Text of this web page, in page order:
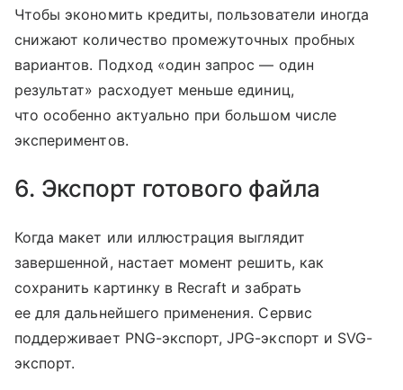
Чтобы экономить кредиты, пользователи иногда
снижают количество промежуточных пробных
вариантов. Подход «один запрос — один
результат» расходует меньше единиц,
что особенно актуально при большом числе
экспериментов.
6. Экспорт готового файла
Когда макет или иллюстрация выглядит
завершенной, настает момент решить, как
сохранить картинку в Recraft и забрать
ее для дальнейшего применения. Сервис
поддерживает PNG-экспорт, JPG-экспорт и SVG-
экспорт.